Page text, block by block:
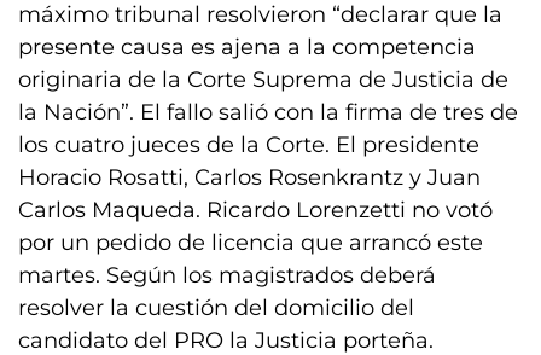
máximo tribunal resolvieron “declarar que la
presente causa es ajena a la competencia
originaria de la Corte Suprema de Justicia de
la Nación”. El fallo salió con la firma de tres de
los cuatro jueces de la Corte. El presidente
Horacio Rosatti, Carlos Rosenkrantz y Juan
Carlos Maqueda. Ricardo Lorenzetti no votó
por un pedido de licencia que arrancó este
martes. Según los magistrados deberá
resolver la cuestión del domicilio del
candidato del PRO la Justicia porteña.